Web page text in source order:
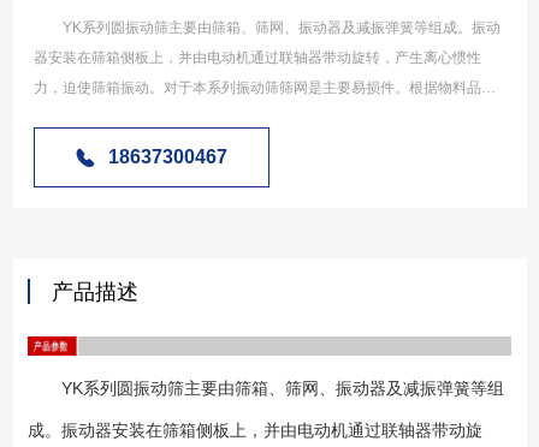
YK系列圆振动筛主要由筛箱、筛网、振动器及减振弹簧等组成。振动
器安装在筛箱侧板上，并由电动机通过联轴器带动旋转，产生离心惯性
力，迫使筛箱振动。对于本系列振动筛筛网是主要易损件。根据物料品种
和双层两种，各类筛板均能满足筛分效率高、寿命长、不堵孔的要求。该
矿石及其他物料的筛分。 YK系列圆振筛由筛体、筛板、减震弹簧、支
联轴器与激振器连接，筛体通过弹簧放置在支腿上，电机通电带动激振器
转动产生激振力，筛箱在激振器的作用下做近似圆形的振动轨迹。
减震弹簧：常用的有螺旋压缩弹簧、橡胶弹簧、符合弹簧三种规格（如下
18637300467
产品描述
YK系列圆振动筛主要由筛箱、筛网、振动器及减振弹簧等组
成。振动器安装在筛箱侧板上，并由电动机通过联轴器带动旋